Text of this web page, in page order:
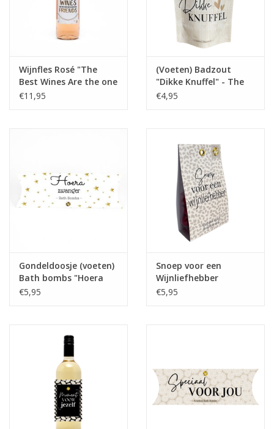
Wijnfles Rosé "The
Best Wines Are the one
we drink with Friends"
€11,95
(Voeten) Badzout
"Dikke Knuffel" - The
Big Gifts
€4,95
Gondeldoosje (voeten)
Bath bombs "Hoera
Zwanger" - The Big
€5,95
Snoep voor een
Wijnliefhebber
"Wijnballen" - The Big
€5,95